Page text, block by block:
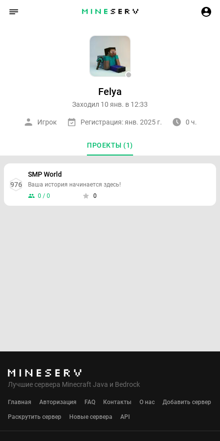
Felya
Заходил 10 янв. в 12:33
Игрок Регистрация: янв. 2025 г. 0 ч.
ПРОЕКТЫ (1)
976
SMP World
Ваша история начинается здесь!
0 / 0
0
Лучшие сервера Minecraft Java и Bedrock
Главная Авторизация FAQ Контакты О нас Добавить сервер
Раскрутить сервер Новые сервера API